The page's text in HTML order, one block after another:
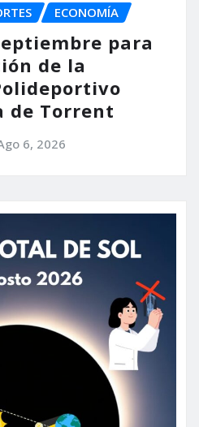
ECONOMÍA
para
de la
de Torrent
6, 2026